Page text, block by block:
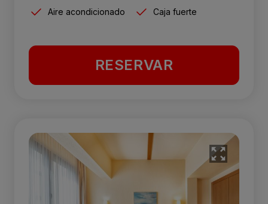
Aire acondicionado
Caja fuerte
RESERVAR